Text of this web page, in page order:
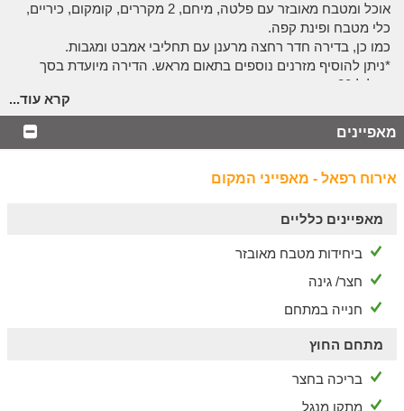
אוכל ומטבח מאובזר עם פלטה, מיחם, 2 מקררים, קומקום, כיריים,
כלי מטבח ופינת קפה.
כמו כן, בדירה חדר רחצה מרענן עם תחליבי אמבט ומגבות.
*ניתן להוסיף מזרנים נוספים בתאום מראש. הדירה מיועדת בסך
הכל ל-20 אנשים.
בריכה, ג'קוזי, ערסלים - השילוב המושלם
לחופשה
שלא תרצו לקום מהם!
אפשר להזמין
אל המתחם תוכלו להזמין ערבי אסאדו מפנקים או קייטרינג כשר - כי
הארוחות כשרות בהשגחת בד"צ בית יוסף.
עוד במתחם
קרא עוד...
מאפיינים
אירוח רפאל - מאפייני המקום
מאפיינים כלליים
ביחידות מטבח מאובזר
חצר/ גינה
חנייה במתחם
מתחם החוץ
בריכה בחצר
מתקן מנגל